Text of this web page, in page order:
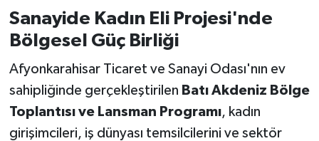
Sanayide Kadın Eli Projesi'nde
Bölgesel Güç Birliği
Afyonkarahisar Ticaret ve Sanayi Odası'nın ev
sahipliğinde gerçekleştirilen Batı Akdeniz Bölge
Toplantısı ve Lansman Programı, kadın
girişimcileri, iş dünyası temsilcilerini ve sektör